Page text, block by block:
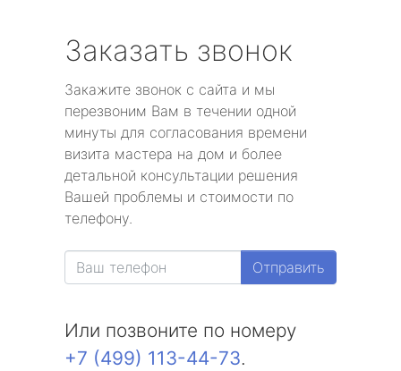
Заказать звонок
Закажите звонок с сайта и мы
перезвоним Вам в течении одной
минуты для согласования времени
визита мастера на дом и более
детальной консультации решения
Вашей проблемы и стоимости по
телефону.
Отправить
Или позвоните по номеру
+7 (499) 113-44-73.